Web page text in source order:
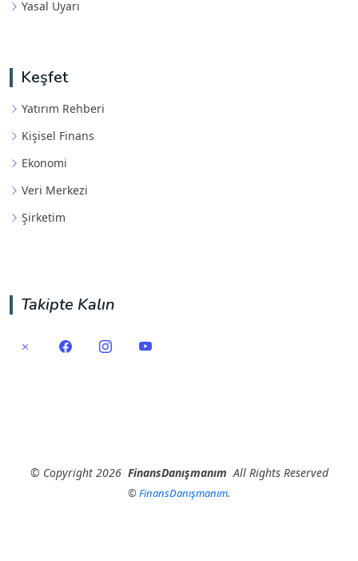
Yasal Uyarı
Keşfet
Yatırım Rehberi
Kişisel Finans
Ekonomi
Veri Merkezi
Şirketim
Takipte Kalın
© Copyright2026 FinansDanışmanım All Rights Reserved
©FinansDanışmanım.